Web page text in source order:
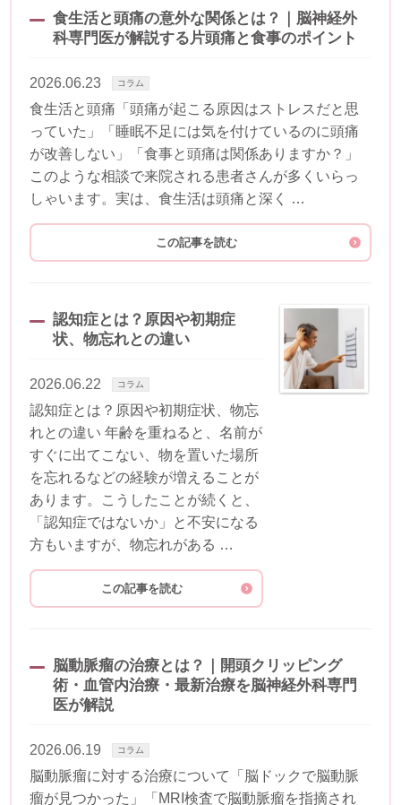
食生活と頭痛の意外な関係とは？｜脳神経外
科専門医が解説する片頭痛と食事のポイント
2026.06.23 コラム
食生活と頭痛「頭痛が起こる原因はストレスだと思
っていた」「睡眠不足には気を付けているのに頭痛
が改善しない」「食事と頭痛は関係ありますか？」
このような相談で来院される患者さんが多くいらっ
しゃいます。実は、食生活は頭痛と深く …
この記事を読む
認知症とは？原因や初期症
状、物忘れとの違い
2026.06.22 コラム
認知症とは？原因や初期症状、物忘
れとの違い 年齢を重ねると、名前が
すぐに出てこない、物を置いた場所
を忘れるなどの経験が増えることが
あります。こうしたことが続くと、
「認知症ではないか」と不安になる
方もいますが、物忘れがある …
この記事を読む
脳動脈瘤の治療とは？｜開頭クリッピング
術・血管内治療・最新治療を脳神経外科専門
医が解説
2026.06.19 コラム
脳動脈瘤に対する治療について「脳ドックで脳動脈
瘤が見つかった」「MRI検査で脳動脈瘤を指摘され